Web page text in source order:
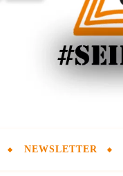
NEWSLETTER